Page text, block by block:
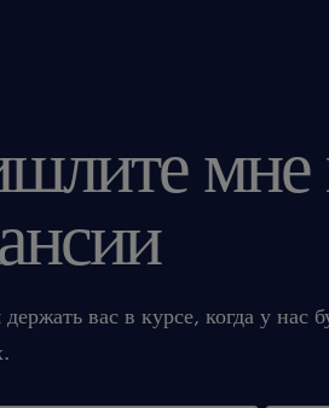
вас в курсе, когда у нас